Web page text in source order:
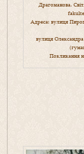
Драгоманова.
Адреса: вулиця
вулиця
Покликання